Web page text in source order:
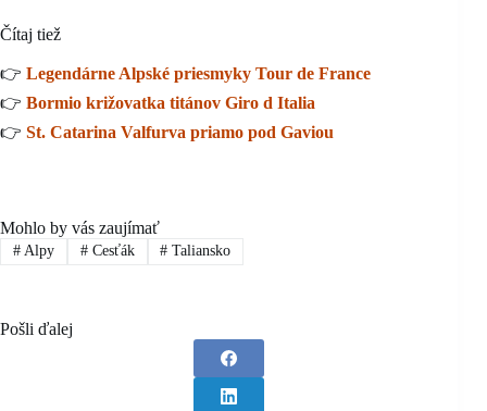
Čítaj tiež
👉 Legendárne Alpské priesmyky Tour de France
👉 Bormio križovatka titánov Giro d Italia
👉 St. Catarina Valfurva priamo pod Gaviou
Mohlo by vás zaujímať
#Alpy #Cesťák # Taliansko
Pošli ďalej